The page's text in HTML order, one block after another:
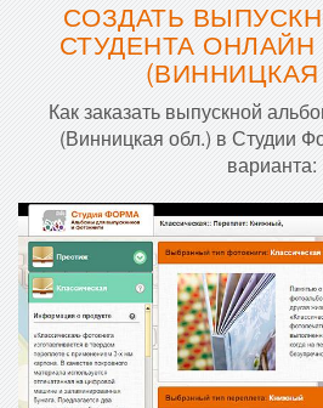
СОЗДАТЬ
СТУДЕНТА
Как заказать выпускной
(Винницкая обл.) в Студии
варианта: